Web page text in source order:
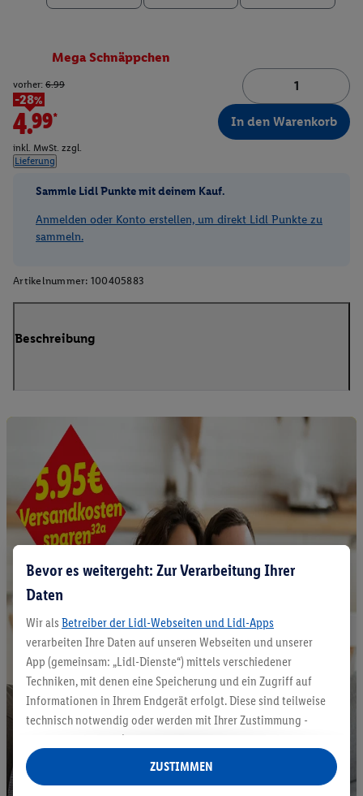
Mega Schnäppchen
vorher: 6.99
-28%
4.99*
inkl. MwSt. zzgl.
Lieferung
In den Warenkorb
Sammle Lidl Punkte mit deinem Kauf.
Anmelden oder Konto erstellen, um direkt Lidl Punkte zu
sammeln.
Artikelnummer: 100405883
Beschreibung
Bevor es weitergeht: Zur Verarbeitung Ihrer
Daten
Wir als Betreiber der Lidl-Webseiten und Lidl-Apps
verarbeiten Ihre Daten auf unseren Webseiten und unserer
App (gemeinsam: „Lidl-Dienste“) mittels verschiedener
Techniken, mit denen eine Speicherung und ein Zugriff auf
Informationen in Ihrem Endgerät erfolgt. Diese sind teilweise
technisch notwendig oder werden mit Ihrer Zustimmung -
auch durch Partner (u.a.
Verantwortliche; im Zusammenhang mit dem IAB TCF
insgesamt
ZUSTIMMEN